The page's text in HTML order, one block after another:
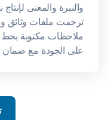
والنبرة والمعنى
ترجمت ملفات وثائق
على الجودة مع ضمان